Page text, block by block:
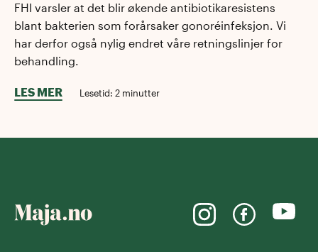
FHI varsler at det blir økende antibiotikaresistens
blant bakterien som forårsaker gonoréinfeksjon. Vi
har derfor også nylig endret våre retningslinjer for
behandling.
LES MER Lesetid: 2 minutter